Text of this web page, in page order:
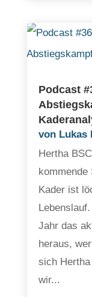
Podcast
von Lukas
Hertha
kommende
Kader ist
Jahr das
heraus,
sich
wir...